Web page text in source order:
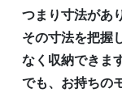
つまり寸法があ
その寸法を把握
なく収納できま
でも、お持ちの